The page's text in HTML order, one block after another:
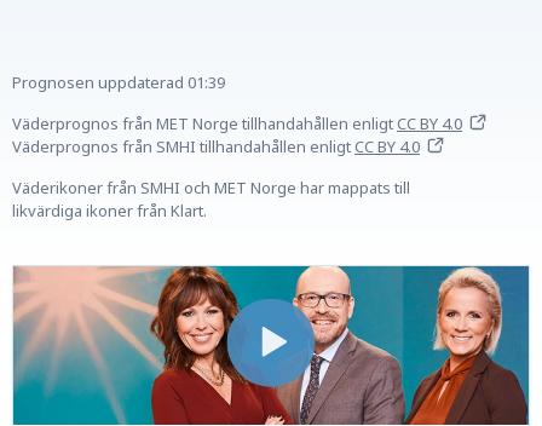
Prognosen uppdaterad 01:39
Väderprognos från MET Norge tillhandahållen enligtCC BY 4.0
Väderprognos från SMHI tillhandahållen enligtCC BY 4.0
Väderikoner från SMHI och MET Norge har mappats till
likvärdiga ikoner från Klart.